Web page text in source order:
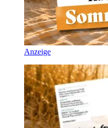
Anzeige